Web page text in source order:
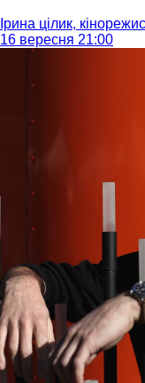
Ірина цілик,
16 вересня 21:00